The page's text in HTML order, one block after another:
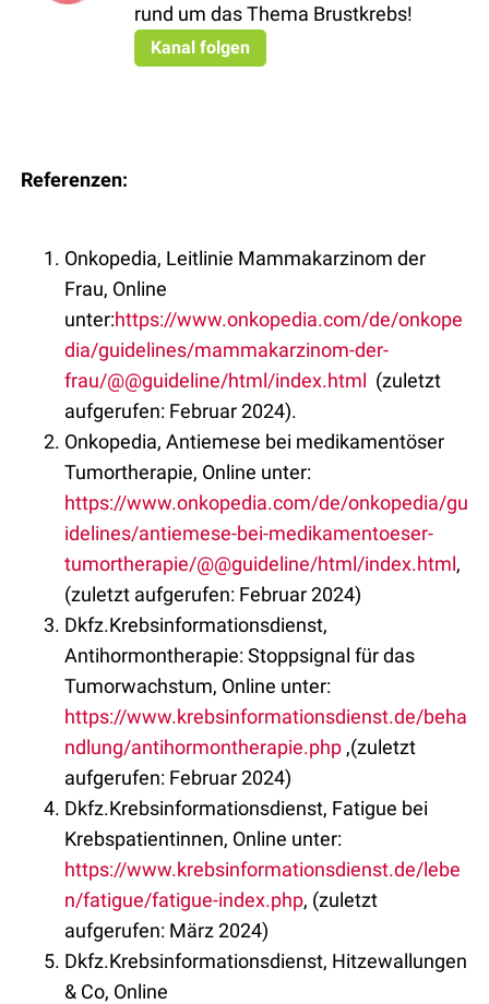
rund um das Thema Brustkrebs!
Kanal folgen
Referenzen:
Onkopedia, Leitlinie Mammakarzinom der
Frau, Online
unter:https://www.onkopedia.com/de/onkope
dia/guidelines/mammakarzinom-der-
frau/@@guideline/html/index.html (zuletzt
aufgerufen: Februar 2024).
Onkopedia, Antiemese bei medikamentöser
Tumortherapie, Online unter:
https://www.onkopedia.com/de/onkopedia/gu
idelines/antiemese-bei-medikamentoeser-
tumortherapie/@@guideline/html/index.html,
(zuletzt aufgerufen: Februar 2024)
Dkfz.Krebsinformationsdienst,
Antihormontherapie: Stoppsignal für das
Tumorwachstum, Online unter:
https://www.krebsinformationsdienst.de/beha
ndlung/antihormontherapie.php ,(zuletzt
aufgerufen: Februar 2024)
Dkfz.Krebsinformationsdienst, Fatigue bei
Krebspatientinnen, Online unter:
https://www.krebsinformationsdienst.de/lebe
n/fatigue/fatigue-index.php, (zuletzt
aufgerufen: März 2024)
Dkfz.Krebsinformationsdienst, Hitzewallungen
& Co, Online